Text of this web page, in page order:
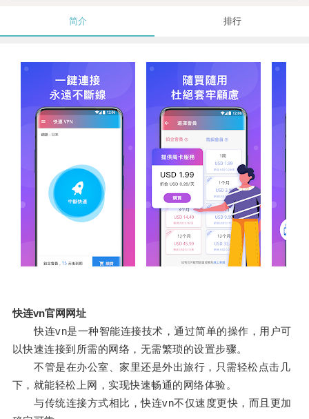
简介 排行
快连vn官网网址
快连vn是一种智能连接技术，通过简单的操作，用户可
以快速连接到所需的网络，无需繁琐的设置步骤。
不管是在办公室、家里还是外出旅行，只需轻松点击几
下，就能轻松上网，实现快速畅通的网络体验。
与传统连接方式相比，快连vn不仅速度更快，而且更加